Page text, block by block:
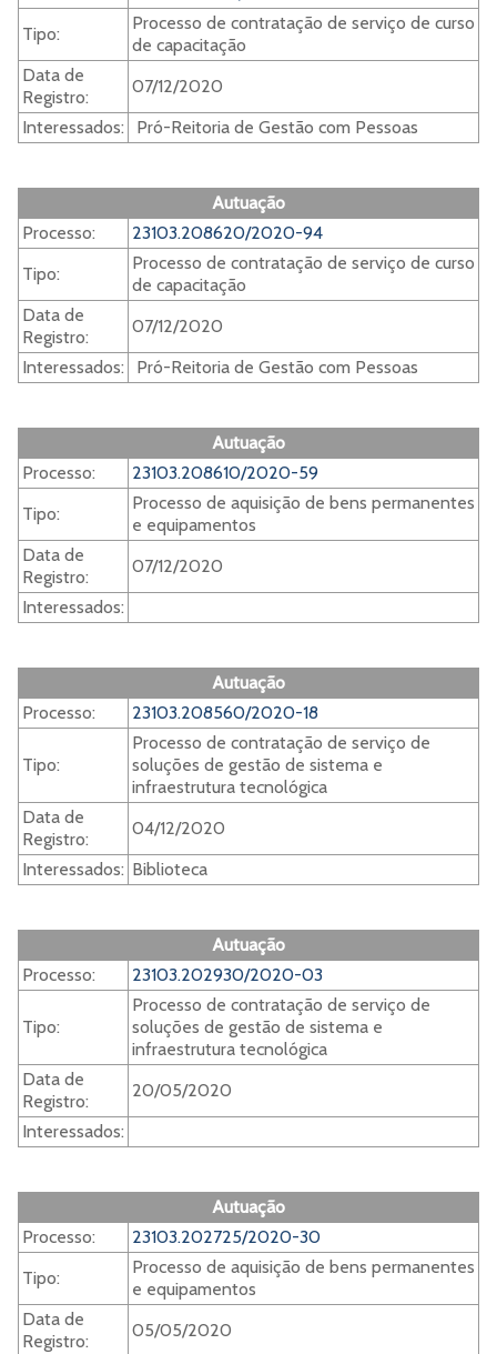
Tipo:
Processo de contratação de serviço de curso
de capacitação
Data de
Registro:
07/12/2020
Interessados:
Pró-Reitoria de Gestão com Pessoas
Autuação
Processo:
23103.208620/2020-94
Tipo:
Processo de contratação de serviço de curso
de capacitação
Data de
Registro:
07/12/2020
Interessados:
Pró-Reitoria de Gestão com Pessoas
Autuação
Processo:
23103.208610/2020-59
Tipo:
Processo de aquisição de bens permanentes
e equipamentos
Data de
Registro:
07/12/2020
Interessados:
Autuação
Processo:
23103.208560/2020-18
Tipo:
Processo de contratação de serviço de
soluções de gestão de sistema e
infraestrutura tecnológica
Data de
Registro:
04/12/2020
Interessados: Biblioteca
Autuação
Processo:
23103.202930/2020-03
Tipo:
Processo de contratação de serviço de
soluções de gestão de sistema e
infraestrutura tecnológica
Data de
Registro:
20/05/2020
Interessados:
Autuação
Processo:
23103.202725/2020-30
Tipo:
Processo de aquisição de bens permanentes
e equipamentos
Data de
Registro:
05/05/2020